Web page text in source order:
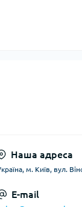
Наша адреса
м. Київ, вул.
E-mail